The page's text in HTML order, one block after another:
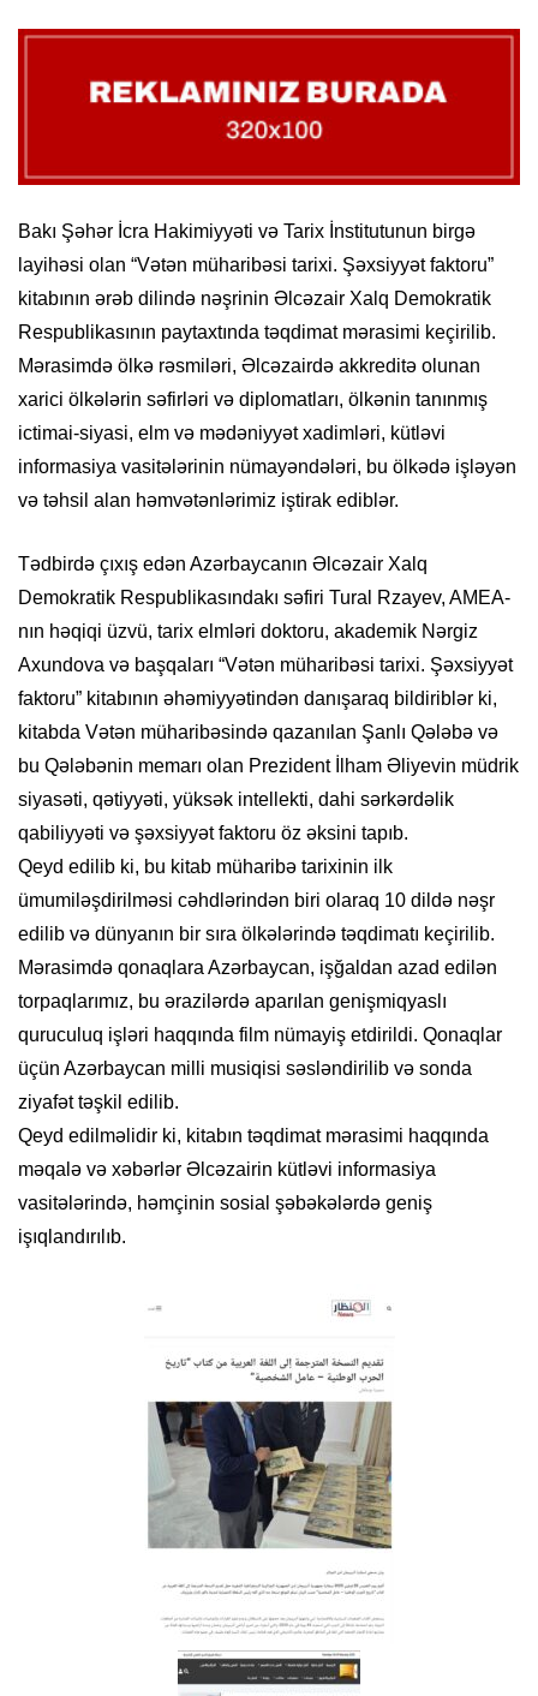
Bakı Şəhər İcra Hakimiyyəti və Tarix İnstitutunun birgə
layihəsi olan “Vətən müharibəsi tarixi. Şəxsiyyət faktoru”
kitabının ərəb dilində nəşrinin Əlcəzair Xalq Demokratik
Respublikasının paytaxtında təqdimat mərasimi keçirilib.
Mərasimdə ölkə rəsmiləri, Əlcəzairdə akkreditə olunan
xarici ölkələrin səfirləri və diplomatları, ölkənin tanınmış
ictimai-siyasi, elm və mədəniyyət xadimləri, kütləvi
informasiya vasitələrinin nümayəndələri, bu ölkədə işləyən
və təhsil alan həmvətənlərimiz iştirak ediblər.
Tədbirdə çıxış edən Azərbaycanın Əlcəzair Xalq
Demokratik Respublikasındakı səfiri Tural Rzayev, AMEA-
nın həqiqi üzvü, tarix elmləri doktoru, akademik Nərgiz
Axundova və başqaları “Vətən müharibəsi tarixi. Şəxsiyyət
faktoru” kitabının əhəmiyyətindən danışaraq bildiriblər ki,
kitabda Vətən müharibəsində qazanılan Şanlı Qələbə və
bu Qələbənin memarı olan Prezident İlham Əliyevin müdrik
siyasəti, qətiyyəti, yüksək intellekti, dahi sərkərdəlik
qabiliyyəti və şəxsiyyət faktoru öz əksini tapıb.
Qeyd edilib ki, bu kitab müharibə tarixinin ilk
ümumiləşdirilməsi cəhdlərindən biri olaraq 10 dildə nəşr
edilib və dünyanın bir sıra ölkələrində təqdimatı keçirilib.
Mərasimdə qonaqlara Azərbaycan, işğaldan azad edilən
torpaqlarımız, bu ərazilərdə aparılan genişmiqyaslı
quruculuq işləri haqqında film nümayiş etdirildi. Qonaqlar
üçün Azərbaycan milli musiqisi səsləndirilib və sonda
ziyafət təşkil edilib.
Qeyd edilməlidir ki, kitabın təqdimat mərasimi haqqında
məqalə və xəbərlər Əlcəzairin kütləvi informasiya
vasitələrində, həmçinin sosial şəbəkələrdə geniş
işıqlandırılıb.